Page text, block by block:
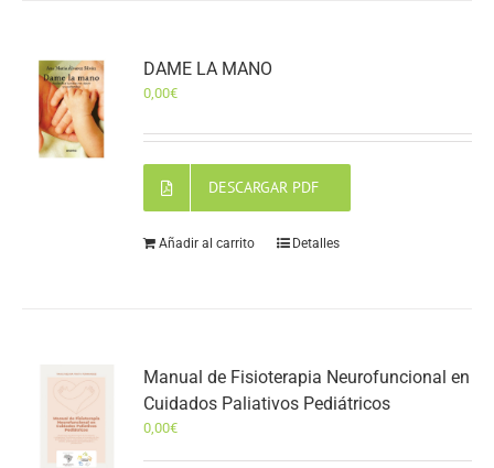
DAME LA MANO
0,00€
DESCARGAR PDF
Añadir al carrito Detalles
Manual de Fisioterapia Neurofuncional en
Cuidados Paliativos Pediátricos
0,00€